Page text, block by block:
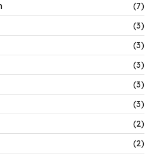
(7)
(3)
(3)
(3)
(3)
(3)
(2)
(2)